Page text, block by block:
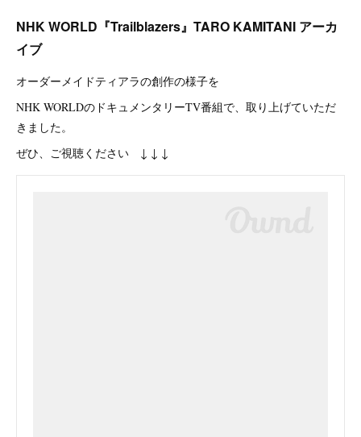
NHK WORLD『Trailblazers』TARO KAMITANI アーカ
イブ
オーダーメイドティアラの創作の様子を
NHK WORLDのドキュメンタリーTV番組で、取り上げていただ
きました。
ぜひ、ご視聴ください ↓ ↓ ↓